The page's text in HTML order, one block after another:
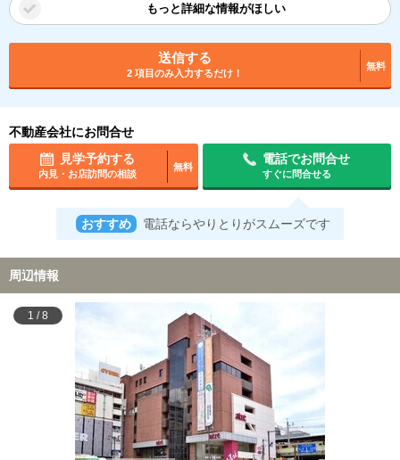
もっと詳細な情報がほしい
送信する
2 項目のみ入力するだけ！
無料
不動産会社にお問合せ
見学予約する
内見・お店訪問の相談
無料
電話でお問合せ
すぐに問合せる
おすすめ 電話ならやりとりがスムーズです
周辺情報
1 /8